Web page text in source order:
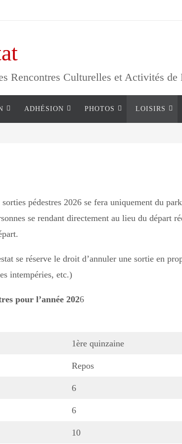
Rencontres Culturelles et Activités de
ADHÉSION PHOTOS LOISIRS
pédestres 2026 se fera uniquement du
se rendant directement au lieu du départ
se réserve le droit d’annuler une sortie en
intempéries, etc.)
pour l’année 2026
1ère quinzaine
Repos
6
6
10